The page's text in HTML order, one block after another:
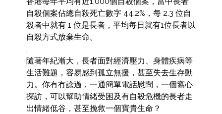
自殺個案佔總自殺死亡數字 44.2%，每 2.3 位自
殺者中就有 1 位是長者，平均每日就有1位長者以
自殺方式放棄生命。
.
隨著年紀漸大，長者面對經濟壓力、身體疾病等
生活難題，容易感到孤立無援，甚至失去生存動
力。你有冇諗過，一通簡單電話慰問，一個窩心
探訪，可以幫助情緒受困及有自殺危機的長者走
出情緒低谷，甚至挽救一個寶貴生命？